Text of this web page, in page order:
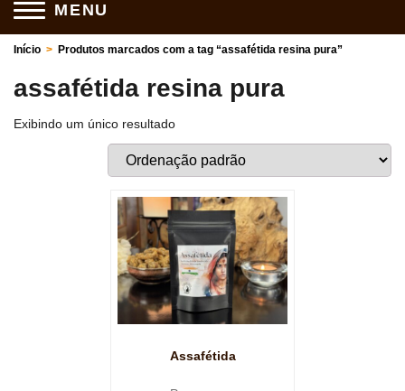
MENU
Início > Produtos marcados com a tag “assafétida resina pura”
assafétida resina pura
Exibindo um único resultado
Assafétida